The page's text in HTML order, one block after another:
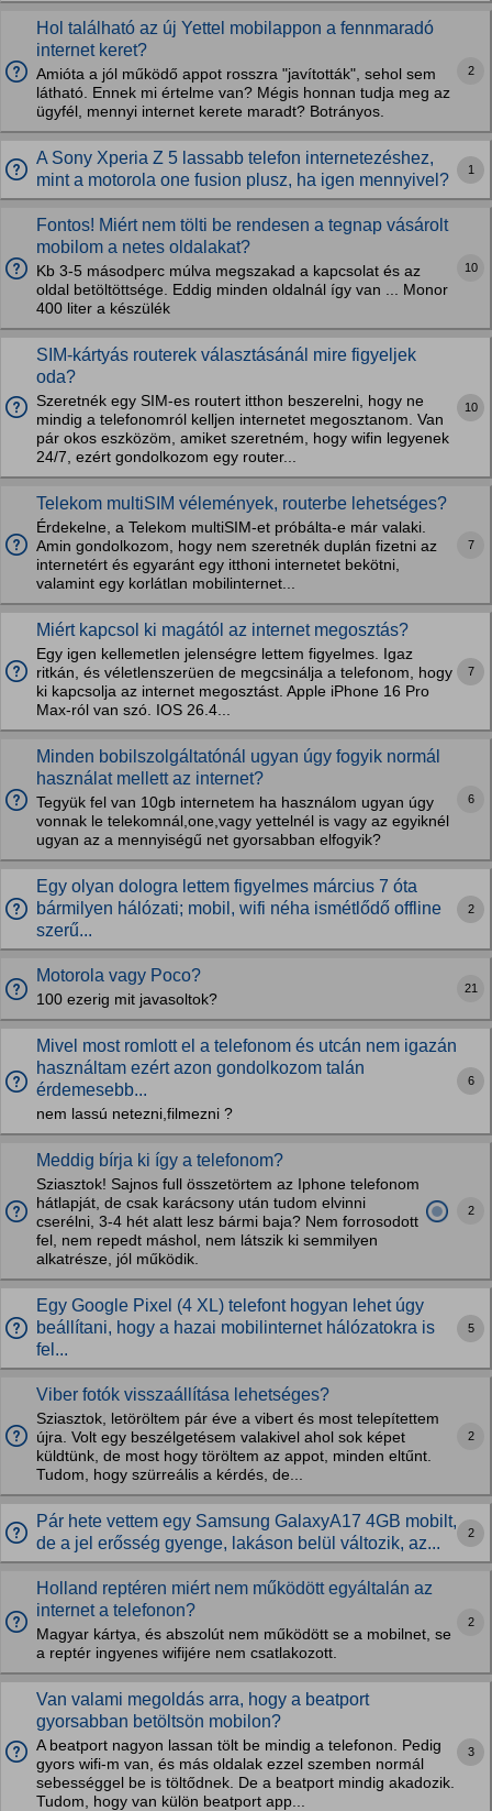
Hol található az új Yettel mobilappon a fennmaradó
internet keret?
Amióta a jól működő appot rosszra "javították", sehol sem
látható. Ennek mi értelme van? Mégis honnan tudja meg az
ügyfél, mennyi internet kerete maradt? Botrányos.
2
A Sony Xperia Z 5 lassabb telefon internetezéshez,
mint a motorola one fusion plusz, ha igen mennyivel?
1
Fontos! Miért nem tölti be rendesen a tegnap vásárolt
mobilom a netes oldalakat?
Kb 3-5 másodperc múlva megszakad a kapcsolat és az
oldal betöltöttsége. Eddig minden oldalnál így van ... Monor
400 liter a készülék
10
SIM-kártyás routerek választásánál mire figyeljek
oda?
Szeretnék egy SIM-es routert itthon beszerelni, hogy ne
mindig a telefonomról kelljen internetet megosztanom. Van
pár okos eszközöm, amiket szeretném, hogy wifin legyenek
24/7, ezért gondolkozom egy router...
10
Telekom multiSIM vélemények, routerbe lehetséges?
Érdekelne, a Telekom multiSIM-et próbálta-e már valaki.
Amin gondolkozom, hogy nem szeretnék duplán fizetni az
internetért és egyaránt egy itthoni internetet bekötni,
valamint egy korlátlan mobilinternet...
7
Miért kapcsol ki magától az internet megosztás?
Egy igen kellemetlen jelenségre lettem figyelmes. Igaz
ritkán, és véletlenszerüen de megcsinálja a telefonom, hogy
ki kapcsolja az internet megosztást. Apple iPhone 16 Pro
Max-ról van szó. IOS 26.4...
7
Minden bobilszolgáltatónál ugyan úgy fogyik normál
használat mellett az internet?
Tegyük fel van 10gb internetem ha használom ugyan úgy
vonnak le telekomnál,one,vagy yettelnél is vagy az egyiknél
ugyan az a mennyiségű net gyorsabban elfogyik?
6
Egy olyan dologra lettem figyelmes március 7 óta
bármilyen hálózati; mobil, wifi néha ismétlődő offline
szerű...
2
Motorola vagy Poco?
100 ezerig mit javasoltok?
21
Mivel most romlott el a telefonom és utcán nem igazán
használtam ezért azon gondolkozom talán
érdemesebb...
nem lassú netezni,filmezni ?
6
Meddig bírja ki így a telefonom?
Sziasztok! Sajnos full összetörtem az Iphone telefonom
hátlapját, de csak karácsony után tudom elvinni
cserélni, 3-4 hét alatt lesz bármi baja? Nem forrosodott
fel, nem repedt máshol, nem látszik ki semmilyen
alkatrésze, jól működik.
2
Egy Google Pixel (4 XL) telefont hogyan lehet úgy
beállítani, hogy a hazai mobilinternet hálózatokra is
fel...
5
Viber fotók visszaállítása lehetséges?
Sziasztok, letöröltem pár éve a vibert és most telepítettem
újra. Volt egy beszélgetésem valakivel ahol sok képet
küldtünk, de most hogy töröltem az appot, minden eltűnt.
Tudom, hogy szürreális a kérdés, de...
2
Pár hete vettem egy Samsung GalaxyA17 4GB mobilt,
de a jel erősség gyenge, lakáson belül változik, az...
2
Holland reptéren miért nem működött egyáltalán az
internet a telefonon?
Magyar kártya, és abszolút nem működött se a mobilnet, se
a reptér ingyenes wifijére nem csatlakozott.
2
Van valami megoldás arra, hogy a beatport
gyorsabban betöltsön mobilon?
A beatport nagyon lassan tölt be mindig a telefonon. Pedig
gyors wifi-m van, és más oldalak ezzel szemben normál
sebességgel be is töltődnek. De a beatport mindig akadozik.
Tudom, hogy van külön beatport app...
3